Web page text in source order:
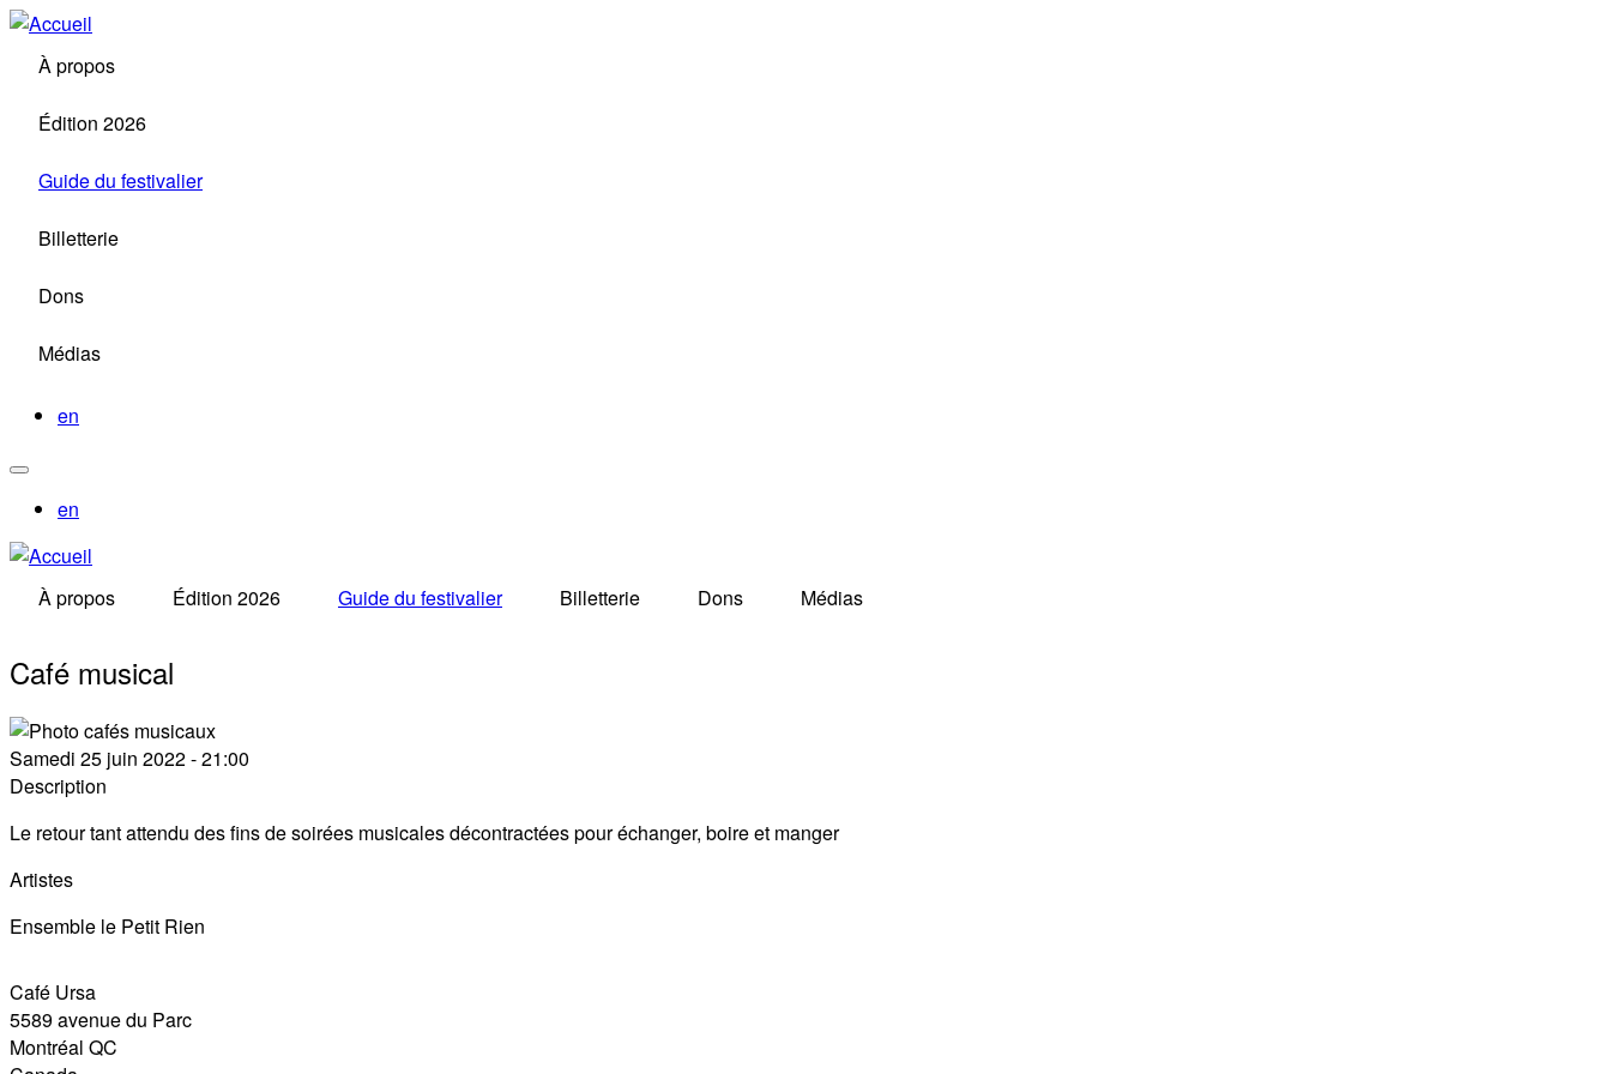
Aller
contenu
principal
À propos
Édition 2026
Guide du festivalier
Billetterie
Dons
Médias
en
en
À propos Édition 2026 Guide du festivalier Billetterie Dons Médias
Café musical
Samedi 25 juin 2022 - 21:00
Description
Le retour tant attendu des fins de soirées musicales décontractées pour échanger, boire et manger
Artistes
Ensemble le Petit Rien
Café Ursa
5589 avenue du Parc
Montréal QC